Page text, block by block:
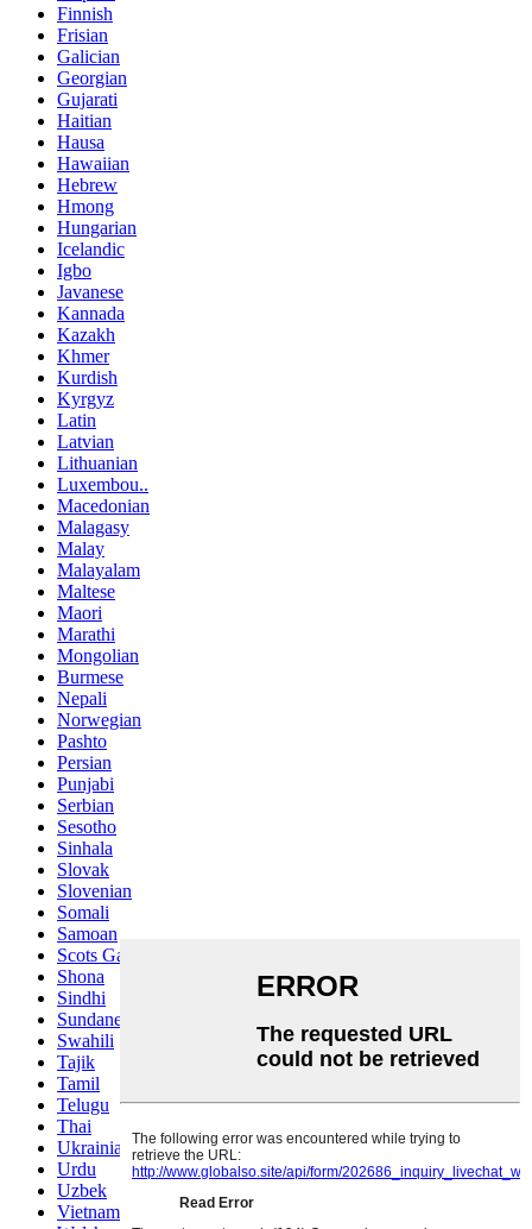
Finnish
Frisian
Galician
Georgian
Gujarati
Haitian
Hausa
Hawaiian
Hebrew
Hmong
Hungarian
Icelandic
Igbo
Javanese
Kannada
Kazakh
Khmer
Kurdish
Kyrgyz
Latin
Latvian
Lithuanian
Luxembou..
Macedonian
Malagasy
Malay
Malayalam
Maltese
Maori
Marathi
Mongolian
Burmese
Nepali
Norwegian
Pashto
Persian
Punjabi
Serbian
Sesotho
Sinhala
Slovak
Slovenian
Somali
Samoan
Scots Gaelic
Shona
Sindhi
Sundanese
Swahili
Tajik
Tamil
Telugu
Thai
Ukrainian
Urdu
Uzbek
Vietnamese